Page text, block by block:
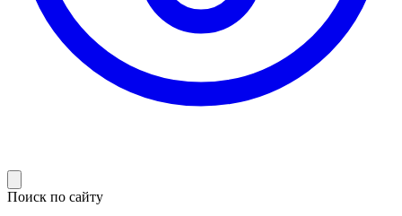
Поиск по сайту